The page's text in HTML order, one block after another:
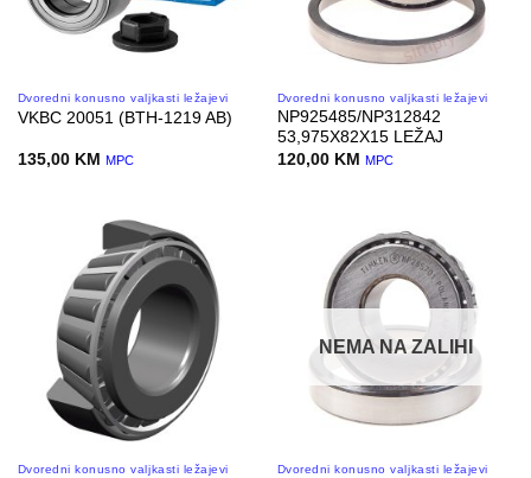
Dvoredni konusno valjkasti ležajevi
VKBC 20051 (BTH-1219 AB)
135,00 KM MPC
Dvoredni konusno valjkasti ležajevi
NP925485/NP312842
53,975X82X15 LEŽAJ
120,00 KM MPC
Dvoredni konusno valjkasti ležajevi
NEMA NA ZALIHI
Dvoredni konusno valjkasti ležajevi